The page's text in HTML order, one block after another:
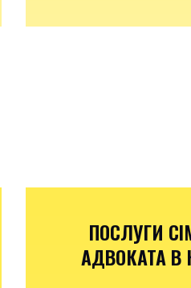
ПОСЛУГИ
АДВОКАТА В